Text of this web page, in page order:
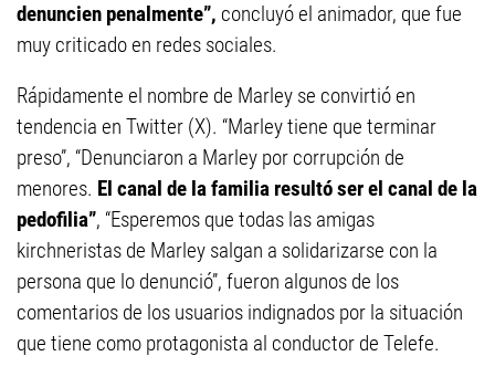
denuncien penalmente”, concluyó el animador, que fue
muy criticado en redes sociales.
Rápidamente el nombre de Marley se convirtió en
tendencia en Twitter (X). “Marley tiene que terminar
preso”, “Denunciaron a Marley por corrupción de
menores. El canal de la familia resultó ser el canal de la
pedofilia”, “Esperemos que todas las amigas
kirchneristas de Marley salgan a solidarizarse con la
persona que lo denunció”, fueron algunos de los
comentarios de los usuarios indignados por la situación
que tiene como protagonista al conductor de Telefe.